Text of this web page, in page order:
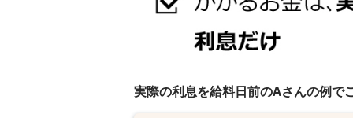
実際の利息を給料日前のAさんの例で